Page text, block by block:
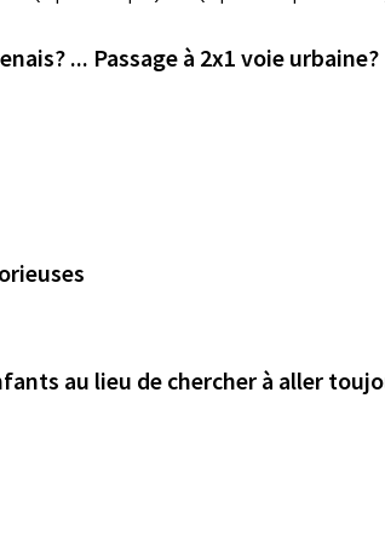
... Passage à 2x1 voie urbaine?
au lieu de chercher à aller